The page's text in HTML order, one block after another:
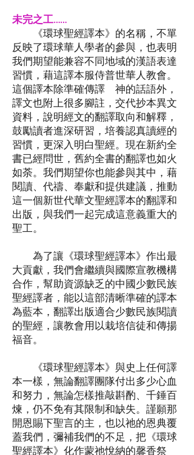
未完之工……
​ 《環球聖經譯本》的名稱，不單
反映了環球華人學者的參與，也表明
我們期望能兼容不同地域的漢語表達
習慣，藉這譯本服侍普世華人教會。
這個譯本除準確傳譯 神的話語外，
譯文也附上很多腳註，交代抄本異文
資料，說明經文的翻譯取向和解釋，
鼓勵讀者進深研習，培養認真讀經的
習慣，更深入明白聖經。現在新約全
書已經問世，舊約全書的翻譯也如火
如荼。我們期望你也能參與其中，藉
閱讀、代禱、奉獻和提供建議，推動
這一個新世代華文聖經譯本的翻譯和
出版，與我們一起完成這意義重大的
聖工。
為了讓《環球聖經譯本》作出最
大貢獻，我們會繼續與國際宣教機構
合作，幫助資源缺乏的中國少數民族
聖經譯者，能以這部清晰準確的譯本
為藍本，翻譯出版適合少數民族閱讀
的聖經，讓教會用以栽培信徒和傳揚
福音。
《環球聖經譯本》與史上任何譯
本一樣，無論翻譯團隊付出多少心血
和努力，無論怎樣推敲斟酌、千錘百
煉，仍不免有其限制和缺失。謹願那
開恩賜下聖言的主，也以祂的恩典覆
蓋我們，彌補我們的不足，把《環球
聖經譯本》化作蒙祂悅納的馨香祭